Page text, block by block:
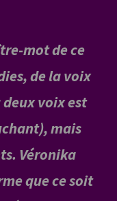
mot de ce
de la voix
voix est
mais
Véronika
que ce soit